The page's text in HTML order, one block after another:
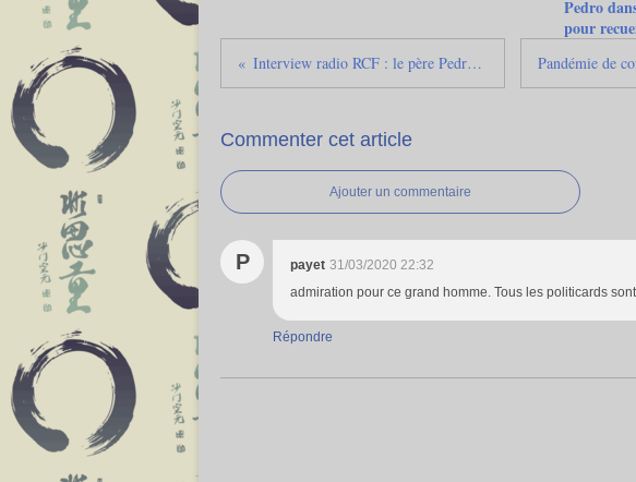
Pedro
pour
Interview radio RCF : le père Pedro Opeka, ami des pauvres de Madagascar
Commenter cet article
Ajouter un commentaire
P payet 31/03/2020 22:32
admiration pour ce grand homme. Tous les politicards
Répondre